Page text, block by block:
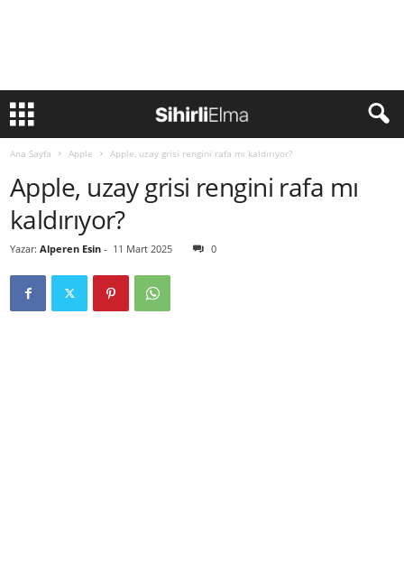
Ana Sayfa Apple Apple, uzay grisi rengini rafa mı kaldırıyor?
Apple, uzay grisi rengini rafa mı
kaldırıyor?
Yazar: Alperen Esin - 11 Mart 2025 0